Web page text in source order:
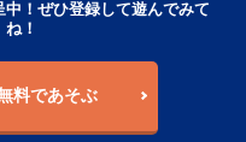
！ぜひ登録して遊んでみて
ね！
料であそぶ